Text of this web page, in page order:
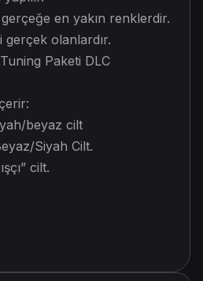
en yakın renklerdir.
gerçek olanlardır.
Paketi DLC
beyaz cilt
Siyah Cilt.
cilt.